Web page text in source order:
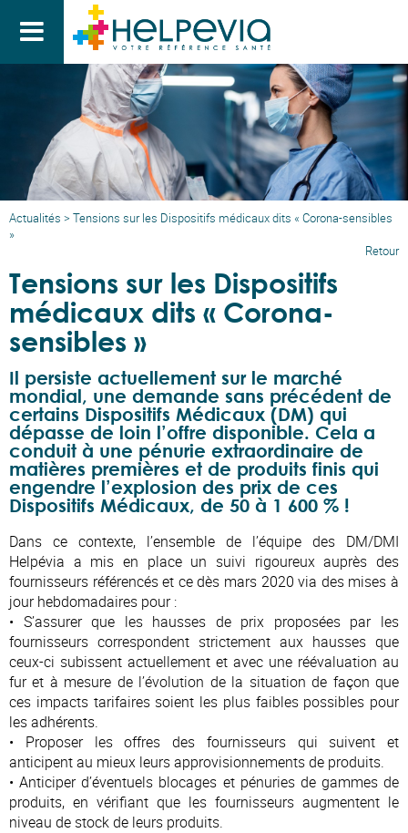

Actualités >Tensions sur les Dispositifs médicaux dits « Corona-sensibles
»
Retour
Tensions sur les Dispositifs
médicaux dits « Corona-
sensibles »
Il persiste actuellement sur le marché
mondial, une demande sans précédent de
certains Dispositifs Médicaux (DM) qui
dépasse de loin l’offre disponible. Cela a
conduit à une pénurie extraordinaire de
matières premières et de produits finis qui
engendre l’explosion des prix de ces
Dispositifs Médicaux, de 50 à 1 600 % !
Dans ce contexte, l’ensemble de l’équipe des DM/DMI
Helpévia a mis en place un suivi rigoureux auprès des
fournisseurs référencés et ce dès mars 2020 via des mises à
jour hebdomadaires pour :
• S’assurer que les hausses de prix proposées par les
fournisseurs correspondent strictement aux hausses que
ceux-ci subissent actuellement et avec une réévaluation au
fur et à mesure de l’évolution de la situation de façon que
ces impacts tarifaires soient les plus faibles possibles pour
les adhérents.
• Proposer les offres des fournisseurs qui suivent et
anticipent au mieux leurs approvisionnements de produits.
• Anticiper d’éventuels blocages et pénuries de gammes de
produits, en vérifiant que les fournisseurs augmentent le
niveau de stock de leurs produits.